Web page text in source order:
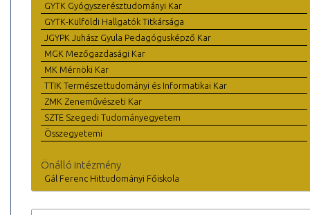
GYTK Gyógyszerésztudományi Kar
GYTK-Külföldi Hallgatók Titkársága
JGYPK Juhász Gyula Pedagógusképző Kar
MGK Mezőgazdasági Kar
MK Mérnöki Kar
TTIK Természettudományi és Informatikai Kar
ZMK Zeneművészeti Kar
SZTE Szegedi Tudományegyetem
Összegyetemi
Önálló intézmény
Gál Ferenc Hittudományi Főiskola